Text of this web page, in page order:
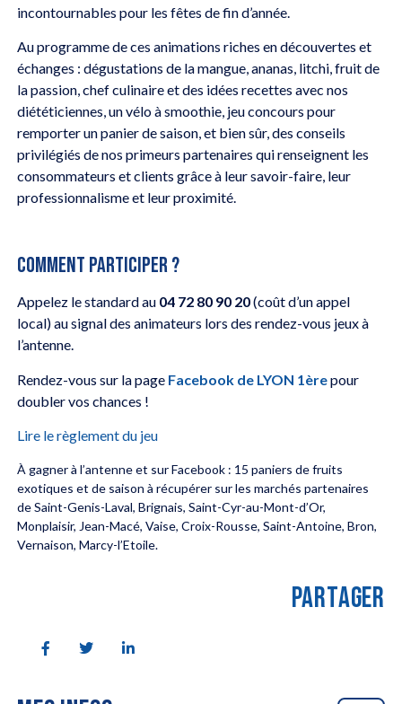
incontournables pour les fêtes de fin d’année.
Au programme de ces animations riches en découvertes et
échanges : dégustations de la mangue, ananas, litchi, fruit de
la passion, chef culinaire et des idées recettes avec nos
diététiciennes, un vélo à smoothie, jeu concours pour
remporter un panier de saison, et bien sûr, des conseils
privilégiés de nos primeurs partenaires qui renseignent les
consommateurs et clients grâce à leur savoir-faire, leur
professionnalisme et leur proximité.
COMMENT PARTICIPER ?
Appelez le standard au 04 72 80 90 20(coût d’un appel
local) au signal des animateurs lors des rendez-vous jeux à
l’antenne.
Rendez-vous sur la page Facebook de LYON 1èrepour
doubler vos chances !
Lire le règlement du jeu
À gagner à l’antenne et sur Facebook : 15 paniers de fruits
exotiques et de saison à récupérer sur les marchés partenaires
de Saint-Genis-Laval, Brignais, Saint-Cyr-au-Mont-d’Or,
Monplaisir, Jean-Macé, Vaise, Croix-Rousse, Saint-Antoine, Bron,
Vernaison, Marcy-l’Etoile.
PARTAGER